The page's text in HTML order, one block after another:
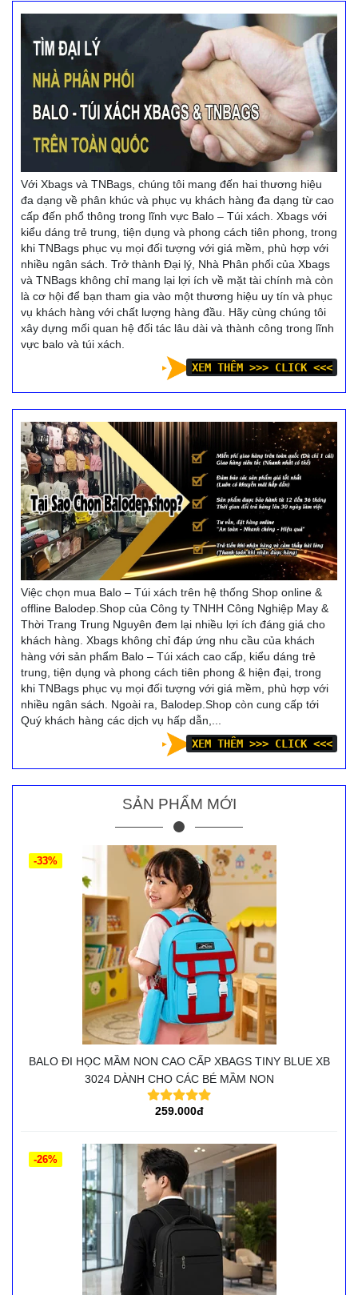
Với Xbags và TNBags, chúng tôi mang đến hai thương hiệu
đa dạng về phân khúc và phục vụ khách hàng đa dạng từ cao
cấp đến phổ thông trong lĩnh vực Balo – Túi xách. Xbags với
kiểu dáng trẻ trung, tiện dụng và phong cách tiên phong, trong
khi TNBags phục vụ mọi đối tượng với giá mềm, phù hợp với
nhiều ngân sách. Trở thành Đại lý, Nhà Phân phối của Xbags
và TNBags không chỉ mang lại lợi ích về mặt tài chính mà còn
là cơ hội để bạn tham gia vào một thương hiệu uy tín và phục
vụ khách hàng với chất lượng hàng đầu. Hãy cùng chúng tôi
xây dựng mối quan hệ đối tác lâu dài và thành công trong lĩnh
vực balo và túi xách.
XEM THÊM >>> CLICK <<<
Việc chọn mua Balo – Túi xách trên hệ thống Shop online &
offline Balodep.Shop của Công ty TNHH Công Nghiệp May &
Thời Trang Trung Nguyên đem lại nhiều lợi ích đáng giá cho
khách hàng. Xbags không chỉ đáp ứng nhu cầu của khách
hàng với sản phẩm Balo – Túi xách cao cấp, kiểu dáng trẻ
trung, tiện dụng và phong cách tiên phong & hiện đại, trong
khi TNBags phục vụ mọi đối tượng với giá mềm, phù hợp với
nhiều ngân sách. Ngoài ra, Balodep.Shop còn cung cấp tới
Quý khách hàng các dịch vụ hấp dẫn,...
XEM THÊM >>> CLICK <<<
SẢN PHẨM MỚI
BALO ĐI HỌC MẦM NON CAO CẤP XBAGS TINY BLUE XB
3024 DÀNH CHO CÁC BÉ MẦM NON
259.000đ
-33%
-26%